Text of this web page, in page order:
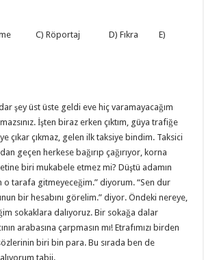
C) Röportaj D) Fıkra E)
şey üst üste geldi eve hiç varamayacağım
İşten biraz erken çıktım, güya trafiğe
çıkar çıkmaz, gelen ilk taksiye bindim. Taksici
geçen herkese bağırıp çağırıyor, korna
biri mukabele etmez mi? Düştü adamın
o tarafa gitmeyeceğim.” diyorum. “Sen dur
bir hesabını görelim.” diyor. Öndeki nereye,
sokaklara dalıyoruz. Bir sokağa dalar
arabasına çarpmasın mı! Etrafımızı birden
sözlerinin biri bin para. Bu sırada ben de
tabii.